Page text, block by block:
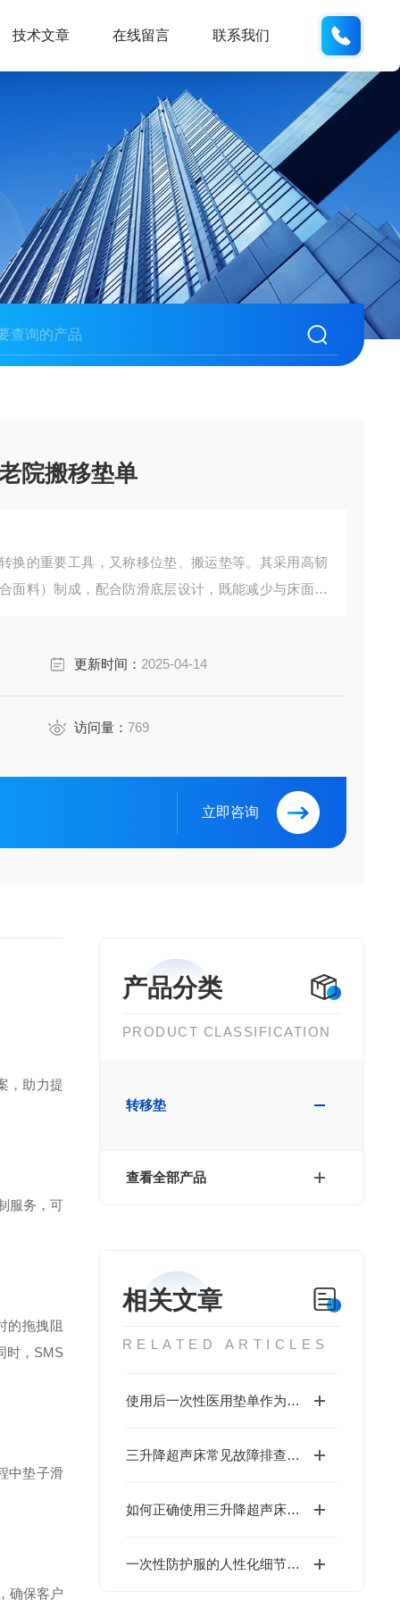
技术文章 在线留言 联系我们
院搬移垫单
换的重要工具，又称移位垫、搬运垫等。其采用高韧
面料）制成，配合防滑底层设计，既能减少与床面的
，同时减轻护理人员的体力负担。产品分单人及双人
更新时间： 2025-04-14
访问量： 769
立即咨询
产品分类
PRODUCT CLASSIFICATION
转移垫
查看全部产品
相关文章
RELATED ARTICLES
使用后一次性医用垫单作为感染性医疗废物的管理要点
三升降超声床常见故障排查：升降系统、超声模块问题处理
如何正确使用三升降超声床提高工作效率
一次性防护服的人性化细节与工艺升级
，助力提
服务，可
的拖拽阻
时，SMS
中垫子滑
确保客户